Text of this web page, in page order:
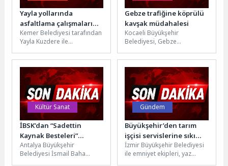
Yayla yollarında
asfaltlama çalışmaları
başladı
Kemer Belediyesi tarafından
Yayla Kuzdere ile
yürütülen çalışmalar
kapsamında, yolun daha
güvenli ve...
Gebze trafiğine köprülü
kavşak müdahalesi
Kocaeli Büyükşehir
Belediyesi, Gebze
yatırımı olan “Eskihisar
Feribot Yolu-Cengiz Topel
Caddesi Kesişimi...
Kültür Sanat
İBSK’dan “Sadettin
Kaynak Besteleri”
konseri
Antalya Büyükşehir
Belediyesi İsmail Baha
Gündem
Büyükşehir’den tarım
işçisi servislerine sıkı
denetim
İzmir Büyükşehir Belediyesi
ile emniyet ekipleri, yaz